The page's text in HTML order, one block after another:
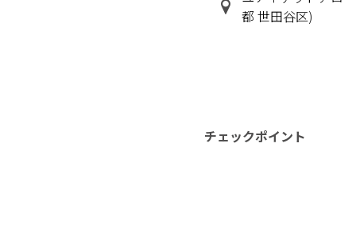
都 世田谷区)
チェックポイント